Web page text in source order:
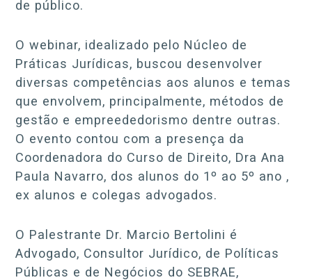
de público.
O webinar, idealizado pelo Núcleo de
Práticas Jurídicas, buscou desenvolver
diversas competências aos alunos e temas
que envolvem, principalmente, métodos de
gestão e empreededorismo dentre outras.
O evento contou com a presença da
Coordenadora do Curso de Direito, Dra Ana
Paula Navarro, dos alunos do 1º ao 5º ano ,
ex alunos e colegas advogados.
O Palestrante Dr. Marcio Bertolini é
Advogado, Consultor Jurídico, de Políticas
Públicas e de Negócios do SEBRAE,